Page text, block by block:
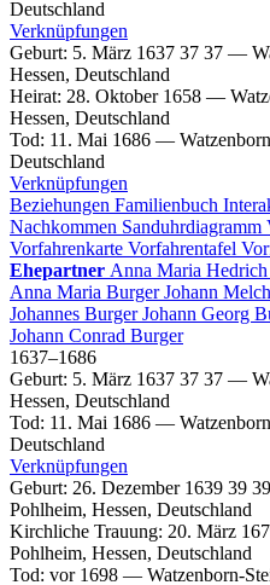
Deutschland
Verknüpfungen
Geburt: 5. März 1637 37 37 —
Hessen, Deutschland
Heirat: 28. Oktober 1658 —
Hessen, Deutschland
Tod: 11. Mai 1686 —
Deutschland
Verknüpfungen
Beziehungen Familienbuch
Nachkommen Sanduhrdiagramm
Vorfahrenkarte Vorfahrentafel
Ehepartner Anna Maria Hedrich
Anna Maria Burger Johann
Johannes Burger Johann Georg
Johann Conrad Burger
1637–1686
Geburt: 5. März 1637 37 37 —
Hessen, Deutschland
Tod: 11. Mai 1686 —
Deutschland
Verknüpfungen
Geburt: 26. Dezember 1639 39 39
Pohlheim, Hessen, Deutschland
Kirchliche Trauung: 20. März
Pohlheim, Hessen, Deutschland
Tod: vor 1698 — Watzenborn-